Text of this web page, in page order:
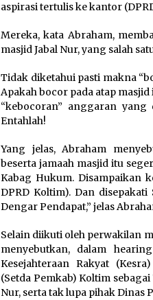
aspirasi tertulis ke kantor
Mereka, kata Abraham,
masjid Jabal Nur, yang salah
Tidak diketahui pasti makna
Apakah bocor pada atap
“kebocoran” anggaran yang
Entahlah!
Yang jelas, Abraham
beserta jamaah masjid itu
Kabag Hukum. Disampaikan
DPRD Koltim). Dan
Dengar Pendapat,” jelas
Selain diikuti oleh perwakilan
menyebutkan, dalam
Kesejahteraan Rakyat
(Setda Pemkab) Koltim
Nur, serta tak lupa pihak Dinas